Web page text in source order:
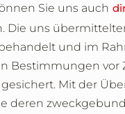
Sie uns auch
Die uns
und im
Bestimmungen vor
Mit der
deren